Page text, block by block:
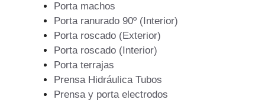
Porta machos
Porta ranurado 90º (Interior)
Porta roscado (Exterior)
Porta roscado (Interior)
Porta terrajas
Prensa Hidráulica Tubos
Prensa y porta electrodos